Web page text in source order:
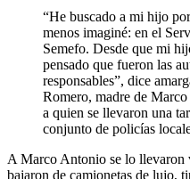
“He buscado a mi hijo
menos imaginé: en el
Semefo. Desde que mi
pensado que fueron las
responsables”, dice
Romero, madre de
a quien se llevaron una
conjunto de policías
A Marco Antonio se lo llevaron
bajaron de camionetas de lujo,